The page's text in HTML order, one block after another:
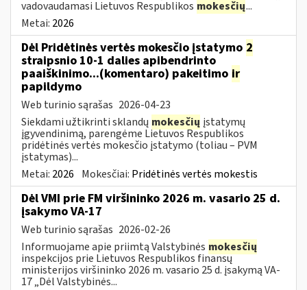
vadovaudamasi Lietuvos Respublikos mokesčių...
Metai: 2026
Dėl Pridėtinės vertės mokesčio įstatymo 2
straipsnio 10-1 dalies apibendrinto
paaiškinimo...(komentaro) pakeitimo ir
papildymo
Web turinio sąrašas 2026-04-23
Siekdami užtikrinti sklandų mokesčių įstatymų
įgyvendinimą, parengėme Lietuvos Respublikos
pridėtinės vertės mokesčio įstatymo (toliau – PVM
įstatymas)...
Metai: 2026 Mokesčiai: Pridėtinės vertės mokestis
Dėl VMI prie FM viršininko 2026 m. vasario 25 d.
įsakymo VA-17
Web turinio sąrašas 2026-02-26
Informuojame apie priimtą Valstybinės mokesčių
inspekcijos prie Lietuvos Respublikos finansų
ministerijos viršininko 2026 m. vasario 25 d. įsakymą VA-
17 „Dėl Valstybinės...